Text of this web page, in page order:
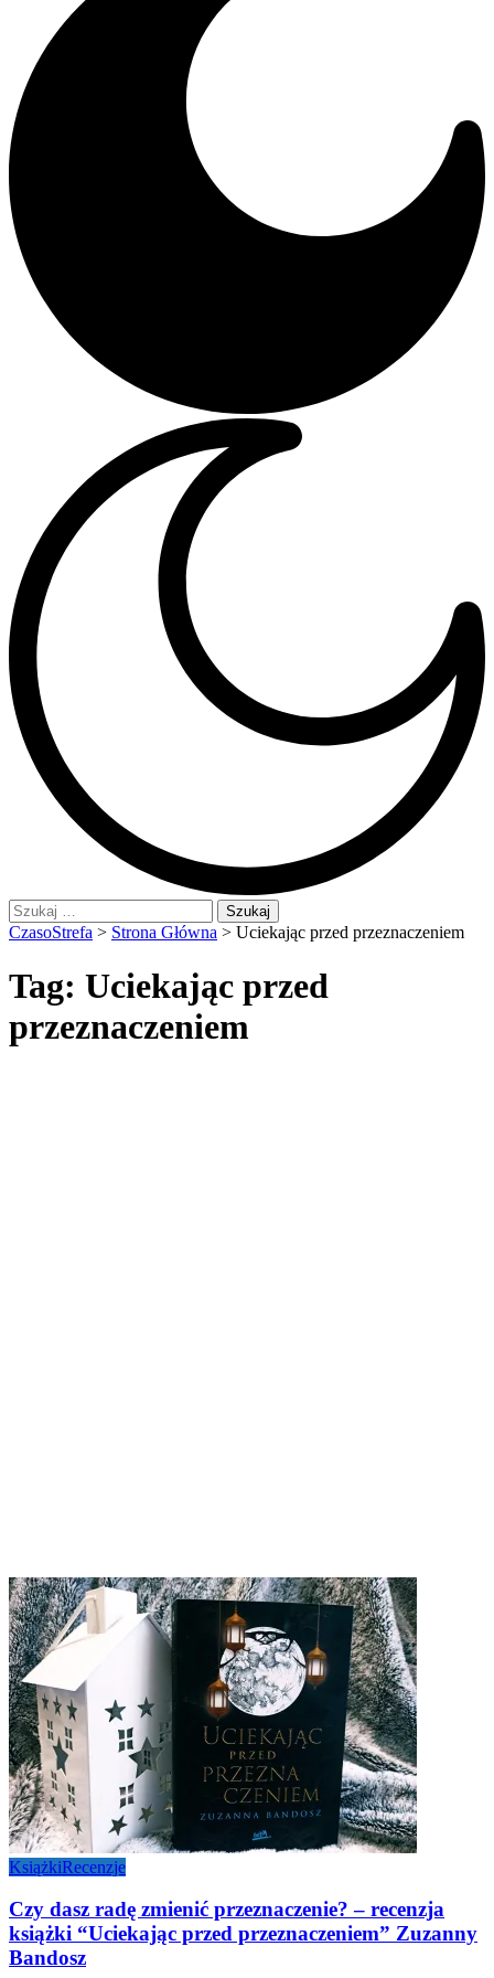
Szukaj:
CzasoStrefa > Strona Główna > Uciekając przed przeznaczeniem
Tag: Uciekając przed
przeznaczeniem
KsiążkiRecenzje
Czy dasz radę zmienić przeznaczenie? – recenzja
książki “Uciekając przed przeznaczeniem” Zuzanny
Bandosz